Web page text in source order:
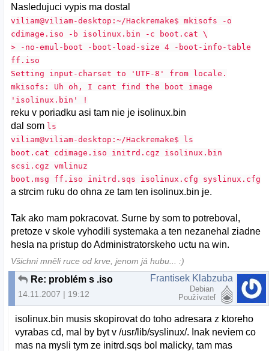
Nasledujuci vypis ma dostal
viliam@viliam-desktop:~/Hackremake$ mkisofs -o
cdimage.iso -b isolinux.bin -c boot.cat \
> -no-emul-boot -boot-load-size 4 -boot-info-table
ff.iso
Setting input-charset to 'UTF-8' from locale.
mkisofs: Uh oh, I cant find the boot image
'isolinux.bin' !
reku v poriadku asi tam nie je isolinux.bin
dal som ls
viliam@viliam-desktop:~/Hackremake$ ls
boot.cat cdimage.iso initrd.cgz isolinux.bin
scsi.cgz vmlinuz
boot.msg ff.iso initrd.sqs isolinux.cfg syslinux.cfg
a strcim ruku do ohna ze tam ten isolinux.bin je.
Tak ako mam pokracovat. Surne by som to potreboval,
pretoze v skole vyhodili systemaka a ten nezanehal ziadne
hesla na pristup do Administratorskeho uctu na win.
Všichni mněli ruce od krve, jenom já hubu... :)
Re: problém s .iso
14.11.2007 | 19:12
Frantisek Klabzuba
Debian
Používateľ
isolinux.bin musis skopirovat do toho adresara z ktoreho
vyrabas cd, mal by byt v /usr/lib/syslinux/. Inak neviem co
mas na mysli tym ze initrd.sqs bol malicky, tam mas